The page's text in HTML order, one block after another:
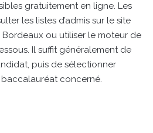
gratuitement en ligne. Les
les listes d’admis sur le site
Bordeaux ou utiliser le moteur de
Il suffit généralement de
puis de sélectionner
baccalauréat concerné.